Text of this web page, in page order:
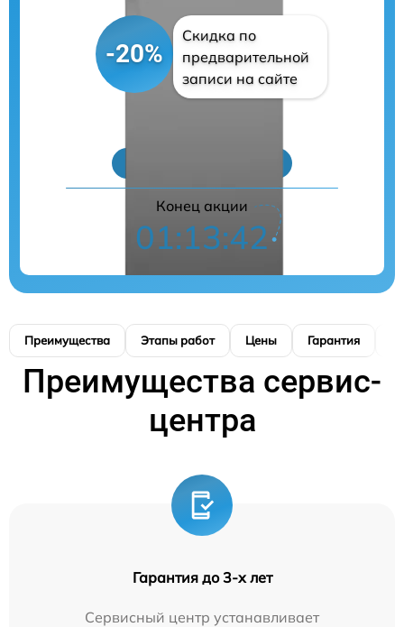
-20%
Скидка по
предварительной
записи на сайте
Конец акции
01:13:41
Преимущества Этапы работ Цены Гарантия
Преимущества сервис-
центра
Гарантия до 3-х лет
Сервисный центр устанавливает